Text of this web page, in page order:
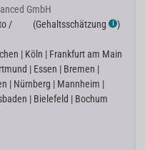
GmbH
/
(Gehaltsschätzung ℹ )
| Köln | Frankfurt am Main
| Essen | Bremen |
| Nürnberg | Mannheim |
| Bielefeld | Bochum